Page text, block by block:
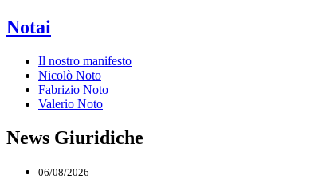
Notai
Il nostro manifesto
Nicolò Noto
Fabrizio Noto
Valerio Noto
News Giuridiche
06/08/2026